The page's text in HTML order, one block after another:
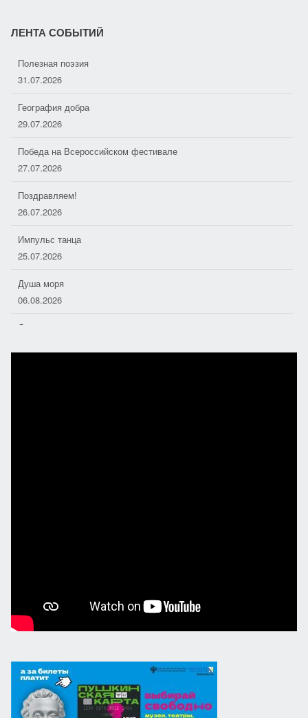
ЛЕНТА СОБЫТИЙ
География добра
29.07.2026
Победа на Всероссийском фестивале
27.07.2026
Поздравляем!
26.07.2026
Импульс танца
25.07.2026
Душа моря
06.08.2026
Дорожные следопыты
04.08.2026
Хоровое пение — основа отечественной музыкальной культуры